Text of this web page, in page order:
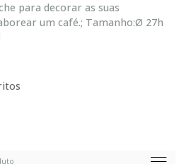
para decorar as suas
um café.; Tamanho:Ø 27h